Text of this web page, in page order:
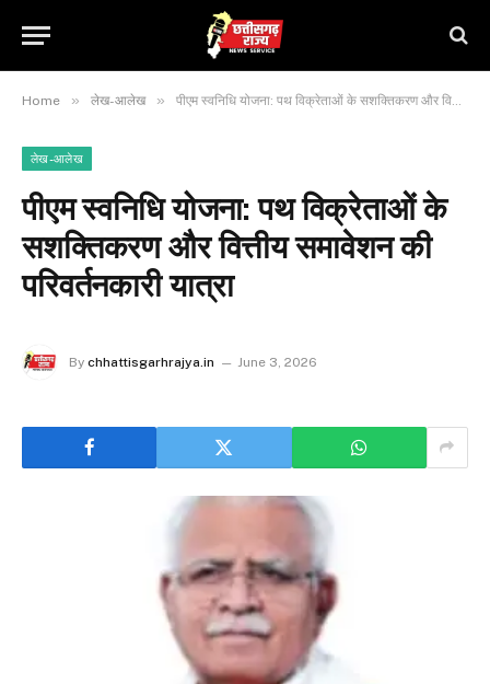
Home » लेख-आलेख » पीएम स्वनिधि योजना: पथ विक्रेताओं के सशक्तिकरण और वित्तीय समावेशन की परिवर्तनकारी यात्रा
लेख-आलेख
पीएम स्वनिधि योजना: पथ विक्रेताओं के
सशक्तिकरण और वित्तीय समावेशन की
परिवर्तनकारी यात्रा
By chhattisgarhrajya.in June 3, 2026